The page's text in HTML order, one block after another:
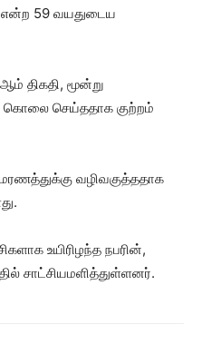
என்ற 59 வயதுடைய
திகதி, மூன்று
செய்ததாக குற்றம்
வழிவகுத்ததாக
உயிரிழந்த நபரின்,
சாட்சியமளித்துள்ளனர்.